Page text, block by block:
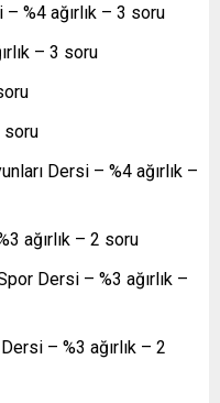
%4 ağırlık – 3 soru
– 3 soru
soru
Dersi – %4 ağırlık –
ağırlık – 2 soru
Dersi – %3 ağırlık –
– %3 ağırlık – 2